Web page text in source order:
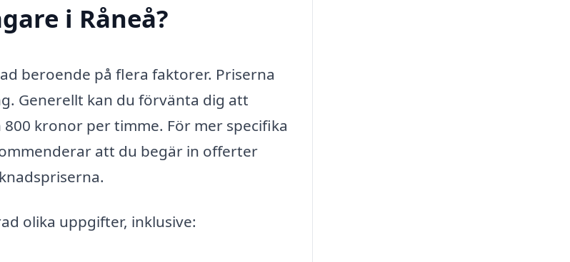
i Råneå?
beroende på flera faktorer. Priserna
Generellt kan du förvänta dig att
kronor per timme. För mer specifika
att du begär in offerter
olika uppgifter, inklusive: